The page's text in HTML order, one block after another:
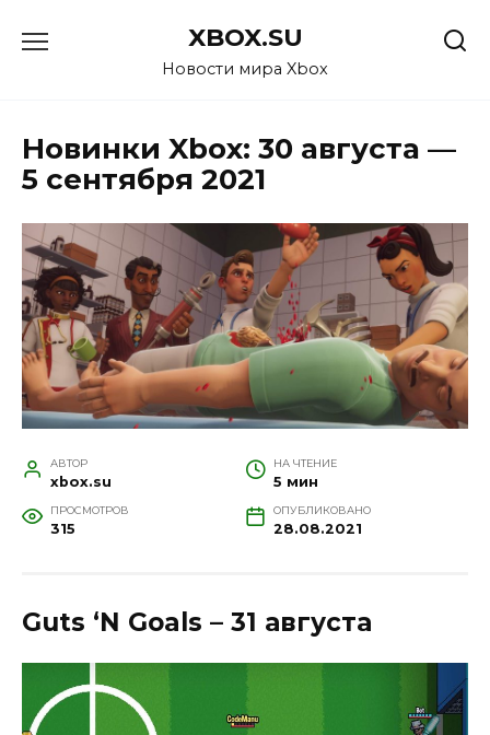
XBOX.SU
Новости мира Xbox
Новинки Xbox: 30 августа —
5 сентября 2021
АВТОР
xbox.su
НА ЧТЕНИЕ
5 мин
ПРОСМОТРОВ
315
ОПУБЛИКОВАНО
28.08.2021
Guts ‘N Goals – 31 августа